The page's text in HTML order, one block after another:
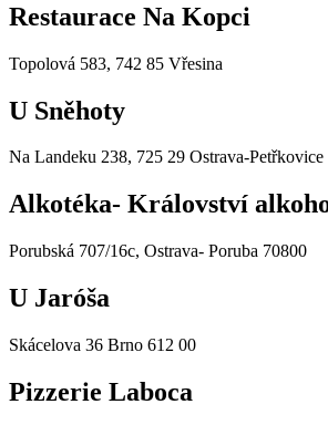
Restaurace Na Kopci
Topolová 583, 742 85 Vřesina
U Sněhoty
Na Landeku 238, 725 29 Ostrava-Petřkovice
Alkotéka- Království
Porubská 707/16c, Ostrava- Poruba 70800
U Jaróša
Skácelova 36 Brno 612 00
Pizzerie Laboca